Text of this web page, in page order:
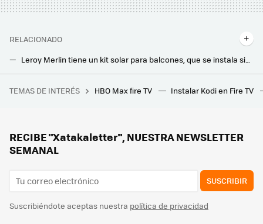
RELACIONADO
Leroy Merlin tiene un kit solar para balcones, que se instala sin obras y con el que consigues luz gratis para casa
Cinco alternativas limpias y elegantes para balcones y terrazas con las que decirle adiós al césped artificial este 2026
Quedan 10 días para la llegada del mayor éxito anime de todos los tiempos. Fecha, hora y plataformas para ver Guardianes de la Noche: La Fortaleza Infinita en streaming
TEMAS DE INTERÉS HBO Max fire TV Instalar Kodi en Fire TV
RECIBE "Xatakaletter", NUESTRA NEWSLETTER
SEMANAL
SUSCRIBIR
Suscribiéndote aceptas nuestra política de privacidad